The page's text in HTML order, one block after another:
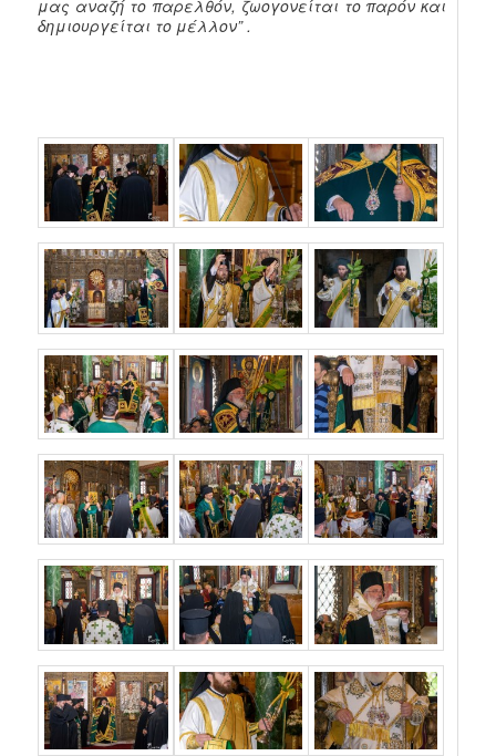
μας αναζή το παρελθόν, ζωογονείται το παρόν και
δημιουργείται το μέλλον” .